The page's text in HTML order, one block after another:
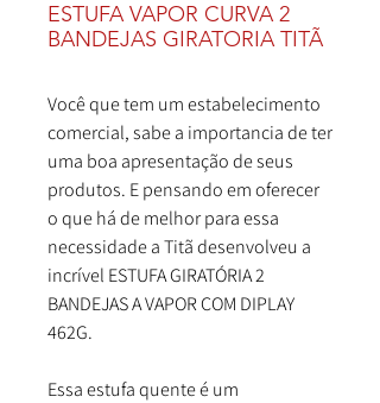
ESTUFA VAPOR CURVA 2
BANDEJAS GIRATORIA TITÃ
Você que tem um estabelecimento
comercial, sabe a importancia de ter
uma boa apresentação de seus
produtos. E pensando em oferecer
o que há de melhor para essa
necessidade a Titã desenvolveu a
incrível ESTUFA GIRATÓRIA 2
BANDEJAS A VAPOR COM DIPLAY
462G.
Essa estufa quente é um